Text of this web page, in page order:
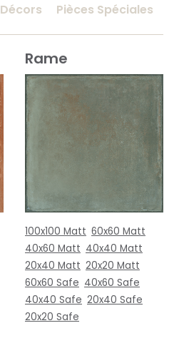
Décors Pièces Spéciales
Rame
100x100 Matt 60x60 Matt
40x60 Matt 40x40 Matt
20x40 Matt 20x20 Matt
60x60 Safe 40x60 Safe
40x40 Safe 20x40 Safe
20x20 Safe